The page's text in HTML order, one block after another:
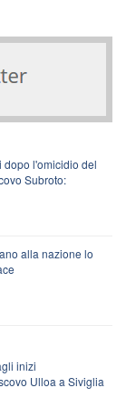
dopo l'omicidio del
Subroto:
alla nazione lo
inizi
Ulloa a Siviglia